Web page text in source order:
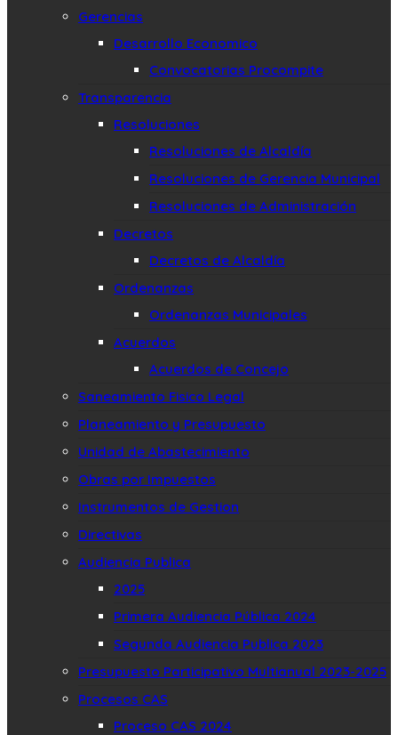
Gerencias
Desarrollo Economico
Convocatorias Procompite
Transparencia
Resoluciones
Resoluciones de Alcaldía
Resoluciones de Gerencia Municipal
Resoluciones de Administración
Decretos
Decretos de Alcaldía
Ordenanzas
Ordenanzas Municipales
Acuerdos
Acuerdos de Concejo
Saneamiento Fisico Legal
Planeamiento y Presupuesto
Unidad de Abastecimiento
Obras por Impuestos
Instrumentos de Gestion
Directivas
Audiencia Publica
2025
Primera Audiencia Pública 2024
Segunda Audiencia Publica 2023
Presupuesto Participativo Multianual 2023-2025
Procesos CAS
Proceso CAS 2024